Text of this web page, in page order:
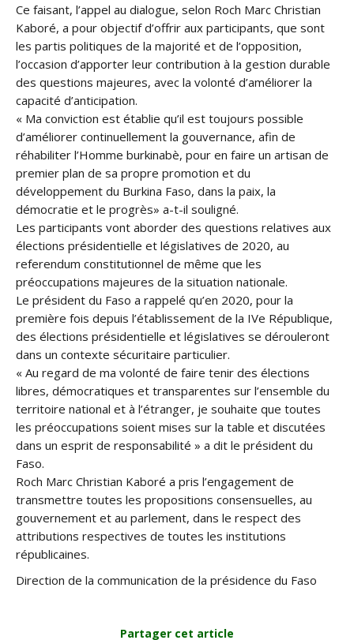
Ce faisant, l’appel au dialogue, selon Roch Marc Christian
Kaboré, a pour objectif d’offrir aux participants, que sont
les partis politiques de la majorité et de l’opposition,
l’occasion d’apporter leur contribution à la gestion durable
des questions majeures, avec la volonté d’améliorer la
capacité d’anticipation.
« Ma conviction est établie qu’il est toujours possible
d’améliorer continuellement la gouvernance, afin de
réhabiliter l’Homme burkinabè, pour en faire un artisan de
premier plan de sa propre promotion et du
développement du Burkina Faso, dans la paix, la
démocratie et le progrès» a-t-il souligné.
Les participants vont aborder des questions relatives aux
élections présidentielle et législatives de 2020, au
referendum constitutionnel de même que les
préoccupations majeures de la situation nationale.
Le président du Faso a rappelé qu’en 2020, pour la
première fois depuis l’établissement de la IVe République,
des élections présidentielle et législatives se dérouleront
dans un contexte sécuritaire particulier.
« Au regard de ma volonté de faire tenir des élections
libres, démocratiques et transparentes sur l’ensemble du
territoire national et à l’étranger, je souhaite que toutes
les préoccupations soient mises sur la table et discutées
dans un esprit de responsabilité » a dit le président du
Faso.
Roch Marc Christian Kaboré a pris l’engagement de
transmettre toutes les propositions consensuelles, au
gouvernement et au parlement, dans le respect des
attributions respectives de toutes les institutions
républicaines.
Direction de la communication de la présidence du Faso
Partager cet article